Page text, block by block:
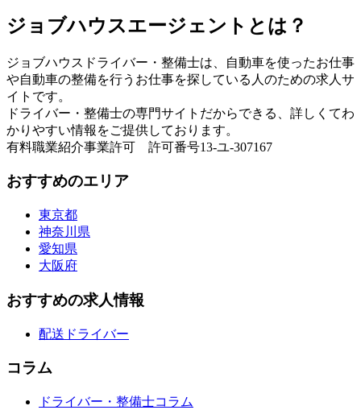
ジョブハウスエージェントとは？
ジョブハウスドライバー・整備士は、自動車を使ったお仕事
や自動車の整備を行うお仕事を探している人のための求人サ
イトです。
ドライバー・整備士の専門サイトだからできる、詳しくてわ
かりやすい情報をご提供しております。
有料職業紹介事業許可 許可番号13-ユ-307167
おすすめのエリア
東京都
神奈川県
愛知県
大阪府
おすすめの求人情報
配送ドライバー
コラム
ドライバー・整備士コラム